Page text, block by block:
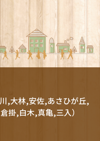
,大林,安佐,あさひが丘,
掛,白木,真亀,三入）